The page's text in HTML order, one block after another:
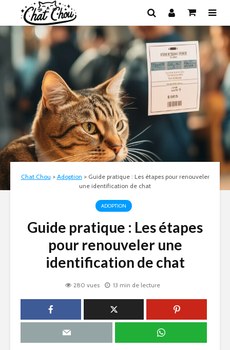
Chat Chou > Adoption > Guide pratique : Les étapes pour renouveler
une identification de chat
ADOPTION
Guide pratique : Les étapes
pour renouveler une
identification de chat
280 vues 13 min de lecture